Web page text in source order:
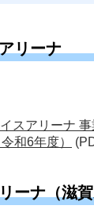
リーナ
スアリーナ
和6年度）
ーナ（滋賀